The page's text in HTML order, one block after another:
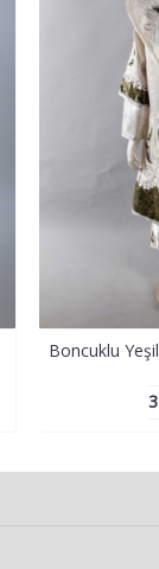
Boncuklu